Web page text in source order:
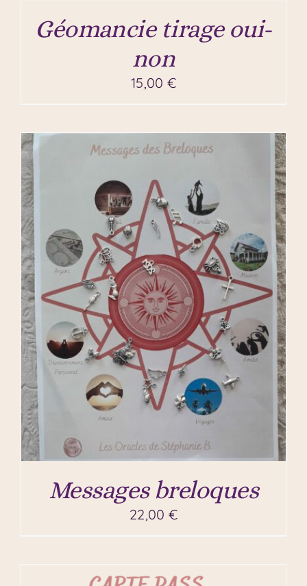
Géomancie tirage oui-
non
15,00 €
Messages breloques
22,00 €